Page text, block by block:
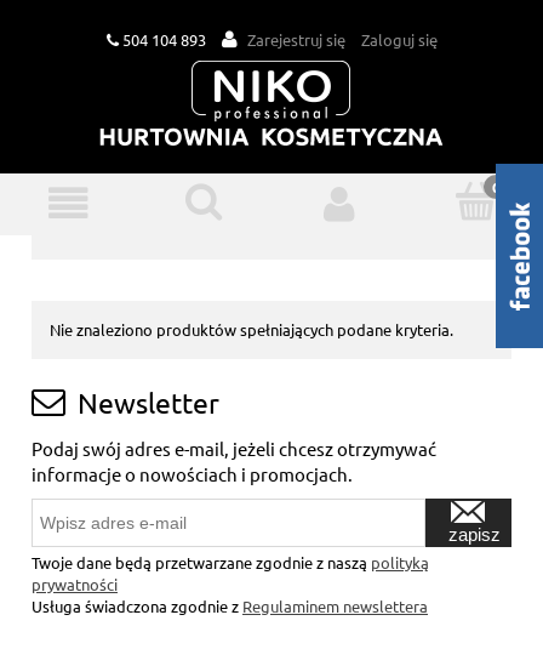
504 104 893 Zarejestruj się Zaloguj się
Nie znaleziono produktów spełniających podane kryteria.
Newsletter
Podaj swój adres e-mail, jeżeli chcesz otrzymywać
informacje o nowościach i promocjach.
zapisz
Twoje dane będą przetwarzane zgodnie z naszą polityką
prywatności
Usługa świadczona zgodnie z Regulaminem newslettera